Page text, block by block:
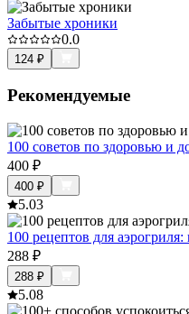
Забытые хроники
0.0
124 ₽
Рекомендуемые
100 советов по здоровью и
400 ₽
400 ₽
5.03
100 рецептов для аэрогриля:
288 ₽
288 ₽
5.08